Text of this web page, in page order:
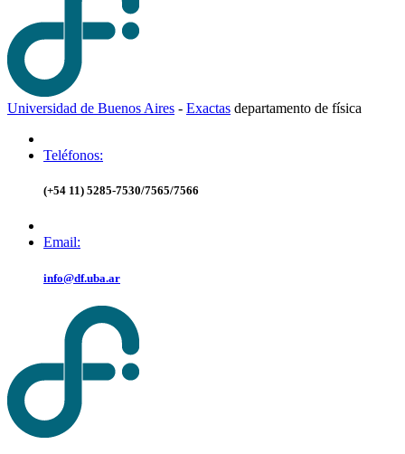
Universidad de Buenos Aires - Exactas departamento de física
Teléfonos:
(+54 11) 5285-7530/7565/7566
Email:
info@df.uba.ar